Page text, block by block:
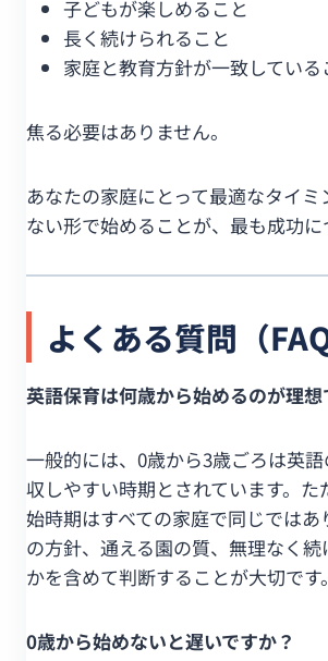
子どもが楽しめること
長く続けられること
家庭と教育方針が一致している
焦る必要はありません。
あなたの家庭にとって最適なタイミ
ない形で始めることが、最も成功に
よくある質問（FAQ
英語保育は何歳から始めるのが理想
一般的には、0歳から3歳ごろは英
収しやすい時期とされています。た
始時期はすべての家庭で同じではあ
の方針、通える園の質、無理なく続
かを含めて判断することが大切です。
0歳から始めないと遅いですか？